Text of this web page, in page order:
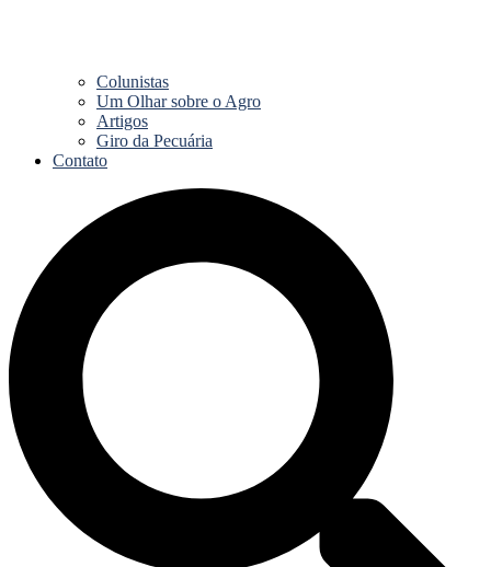
Colunistas
Um Olhar sobre o Agro
Artigos
Giro da Pecuária
Contato